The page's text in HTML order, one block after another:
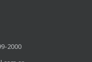
2000